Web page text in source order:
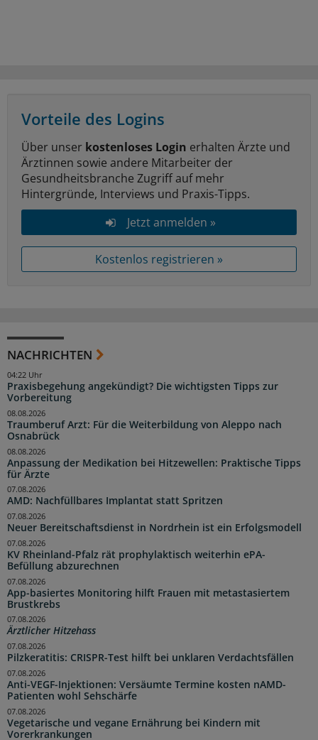
Vorteile des Logins
Über unser kostenloses Login erhalten Ärzte und
Ärztinnen sowie andere Mitarbeiter der
Gesundheitsbranche Zugriff auf mehr
Hintergründe, Interviews und Praxis-Tipps.
Jetzt anmelden »
Kostenlos registrieren »
NACHRICHTEN
Praxisbegehung angekündigt? Die wichtigsten Tipps zur
Vorbereitung
04:22 Uhr
Traumberuf Arzt: Für die Weiterbildung von Aleppo nach
Osnabrück
08.08.2026
Anpassung der Medikation bei Hitzewellen: Praktische Tipps
für Ärzte
08.08.2026
AMD: Nachfüllbares Implantat statt Spritzen
07.08.2026
Neuer Bereitschaftsdienst in Nordrhein ist ein Erfolgsmodell
07.08.2026
KV Rheinland-Pfalz rät prophylaktisch weiterhin ePA-
Befüllung abzurechnen
07.08.2026
App-basiertes Monitoring hilft Frauen mit metastasiertem
Brustkrebs
07.08.2026
Ärztlicher Hitzehass
07.08.2026
Pilzkeratitis: CRISPR-Test hilft bei unklaren Verdachtsfällen
07.08.2026
Anti-VEGF-Injektionen: Versäumte Termine kosten nAMD-
Patienten wohl Sehschärfe
07.08.2026
Vegetarische und vegane Ernährung bei Kindern mit
Vorerkrankungen
07.08.2026